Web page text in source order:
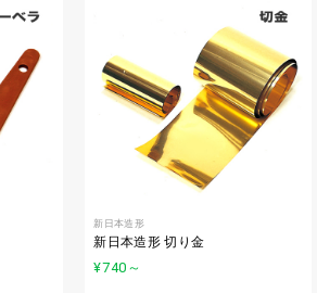
新日本造形
新日本造形 切り金
¥740 ～